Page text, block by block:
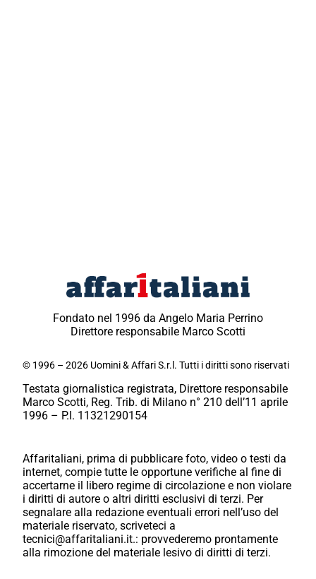
Fondato nel 1996 da Angelo Maria Perrino
Direttore responsabile Marco Scotti
© 1996 – 2026 Uomini & Affari S.r.l. Tutti i diritti sono riservati
Testata giornalistica registrata, Direttore responsabile
Marco Scotti, Reg. Trib. di Milano n° 210 dell’11 aprile
1996 – P.I. 11321290154
Affaritaliani, prima di pubblicare foto, video o testi da
internet, compie tutte le opportune verifiche al fine di
accertarne il libero regime di circolazione e non violare
i diritti di autore o altri diritti esclusivi di terzi. Per
segnalare alla redazione eventuali errori nell’uso del
materiale riservato, scriveteci a
tecnici@affaritaliani.it.: provvederemo prontamente
alla rimozione del materiale lesivo di diritti di terzi.